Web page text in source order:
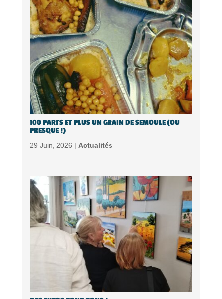
100 PARTS ET PLUS UN GRAIN DE SEMOULE (OU
PRESQUE !)
29 Juin, 2026 | Actualités